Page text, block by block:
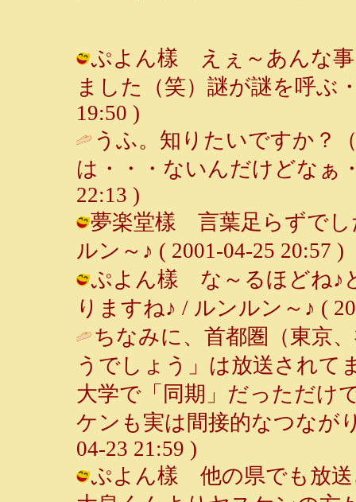
ぷよん樣 えぇ～あんな
ました（笑）謎が謎を呼ぶ
19:50 )
うふ。知りたいですか？
は・・・ないんだけどなぁ
22:13 )
夢楽堂樣 言葉足らずでし
ルン～♪ ( 2001-04-25 20:57 )
ぷよん樣 な～るほどね♪
りますね♪ / ルンルン～♪ (
ちなみに、首都圏（東京
うでしょう」は放送されて
大学で「同期」だっただけ
ケンも実は間接的なつなが
04-23 21:59 )
ぷよん樣 他の県でも放送